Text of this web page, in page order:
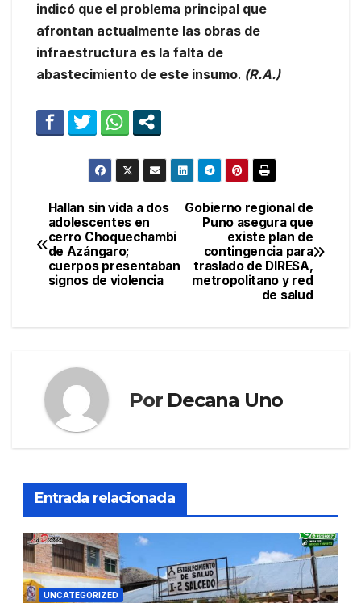
indicó que el problema principal que
afrontan actualmente las obras de
infraestructura es la falta de
abastecimiento de este insumo. (R.A.)
Navegación
de
entradas
Gobierno regional de
Puno asegura que
existe plan de
contingencia para
traslado de DIRESA,
metropolitano y red
de salud
Hallan sin vida a dos
adolescentes en
cerro Choquechambi
de Azángaro;
cuerpos presentaban
signos de violencia
Por Decana Uno
Entrada relacionada
UNCATEGORIZED